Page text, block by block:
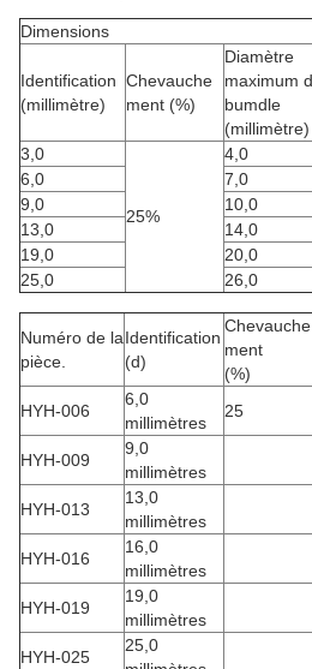
Dimensions
Identification
(millimètre)
Chevauche
ment (%)
Diamètre
maximum
bumdle
(millimètre)
3,0
25%
4,0
6,0
7,0
9,0
10,0
13,0
14,0
19,0
20,0
25,0
26,0
Numéro de la
pièce.
Identification
(d)
Chevauche
ment
(%)
HYH-006
6,0
millimètres
25
HYH-009
9,0
millimètres
HYH-013
13,0
millimètres
HYH-016
16,0
millimètres
HYH-019
19,0
millimètres
HYH-025
25,0